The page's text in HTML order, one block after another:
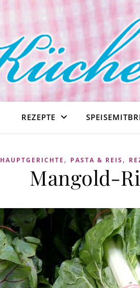
REZEPTE
HAUPTGERICHTE , PASTA & REIS ,
Mangold-